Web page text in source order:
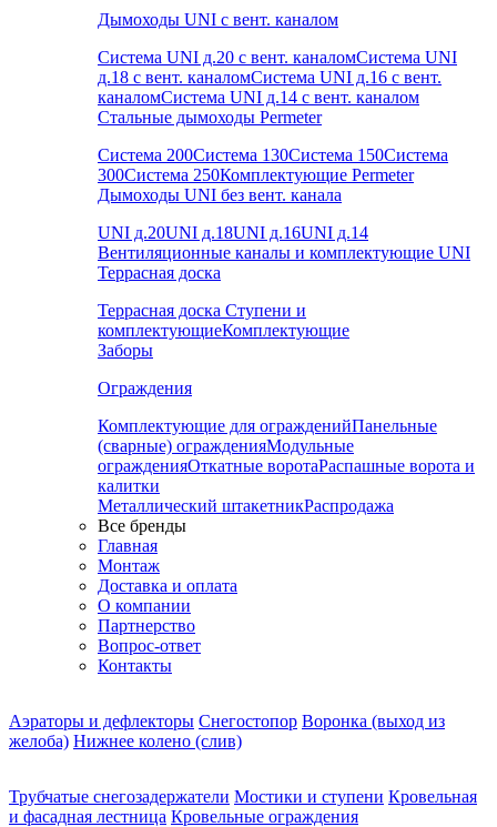
Дымоходы UNI с вент. каналом
Система UNI д.20 с вент. каналомСистема UNI
д.18 с вент. каналомСистема UNI д.16 с вент.
каналомСистема UNI д.14 с вент. каналом
Стальные дымоходы Permeter
Система 200Система 130Система 150Система
300Система 250Комплектующие Permeter
Дымоходы UNI без вент. канала
UNI д.20UNI д.18UNI д.16UNI д.14
Вентиляционные каналы и комплектующие UNI
Террасная доска
Террасная доска Ступени и
комплектующиеКомплектующие
Заборы
Ограждения
Комплектующие для огражденийПанельные
(сварные) огражденияМодульные
огражденияОткатные воротаРаспашные ворота и
калитки
Металлический штакетникРаспродажа
Все бренды
Главная
Монтаж
Доставка и оплата
О компании
Партнерство
Вопрос-ответ
Контакты
Аэраторы и дефлекторы Снегостопор Воронка (выход из
желоба) Нижнее колено (слив)
Трубчатые снегозадержатели Мостики и ступени Кровельная
и фасадная лестница Кровельные ограждения